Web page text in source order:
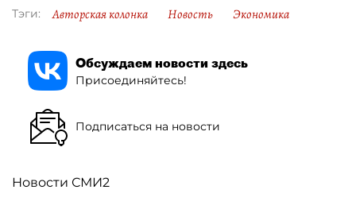
Тэги: Авторская колонка Новость Экономика
Обсуждаем новости здесь
Присоединяйтесь!
Подписаться на новости
Новости СМИ2